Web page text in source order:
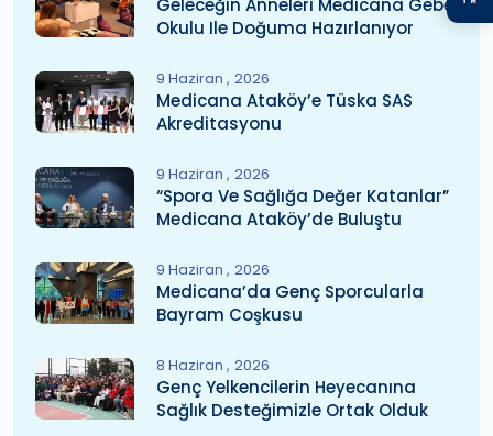
Geleceğin Anneleri Medicana Gebe
Okulu Ile Doğuma Hazırlanıyor
9 Haziran 2026
Medicana Ataköy’e Tüska SAS
Akreditasyonu
9 Haziran 2026
“Spora Ve Sağlığa Değer Katanlar”
Medicana Ataköy’de Buluştu
9 Haziran 2026
Medicana’da Genç Sporcularla
Bayram Coşkusu
8 Haziran 2026
Genç Yelkencilerin Heyecanına
Sağlık Desteğimizle Ortak Olduk